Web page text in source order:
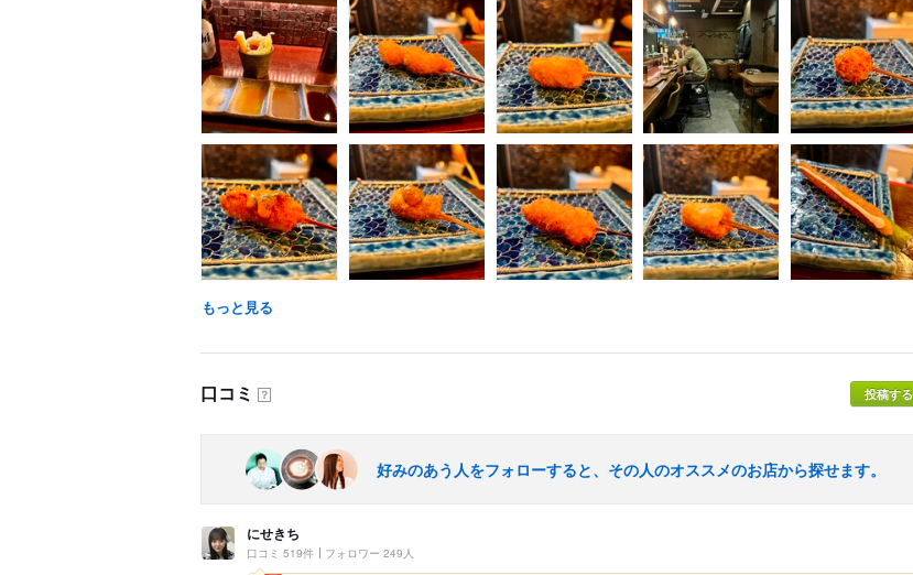
もっと見る
口コミ ？ 投稿する
好みのあう人をフォローすると、その人のオススメのお店から探せます。
にせきち
口コミ 519件 フォロワー 249人